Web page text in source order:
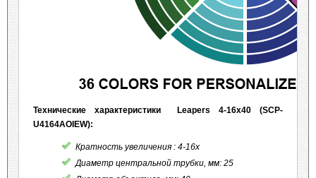
Технические характеристики Leapers 4-16x40 (SCP-
U4164AOIEW):
Кратность увеличения : 4-16x
Диаметр центральной трубки, мм: 25